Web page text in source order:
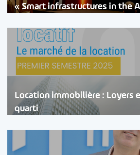
« Smart infrastructures in the
Location immobilière : Loyers
quarti